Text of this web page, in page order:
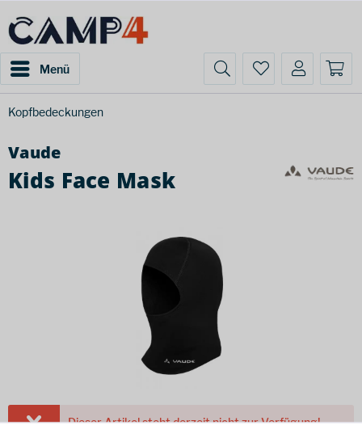
Menü
Kopfbedeckungen
Vaude
Kids Face Mask
Dieser Artikel steht derzeit nicht zur Verfügung!